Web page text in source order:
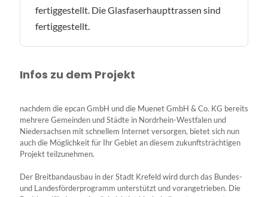
fertiggestellt. Die Glasfaserhaupttrassen sind
fertiggestellt.
Infos zu dem Projekt
nachdem die epcan GmbH und die Muenet GmbH & Co. KG bereits
mehrere Gemeinden und Städte in Nordrhein-Westfalen und
Niedersachsen mit schnellem Internet versorgen, bietet sich nun
auch die Möglichkeit für Ihr Gebiet an diesem zukunftsträchtigen
Projekt teilzunehmen.
Der Breitbandausbau in der Stadt Krefeld wird durch das Bundes-
und Landesförderprogramm unterstützt und vorangetrieben. Die